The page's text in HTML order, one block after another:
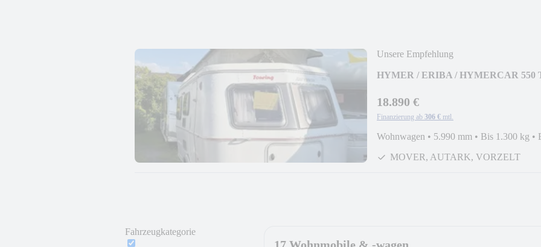
Unsere Empfehlung
HYMER / ERIBA / HYMERCAR 550
18.890 €
Finanzierung ab 306 € mtl.
Wohnwagen • 5.990 mm • Bis 1.300 kg •
MOVER, AUTARK, VORZELT
Fahrzeugkategorie